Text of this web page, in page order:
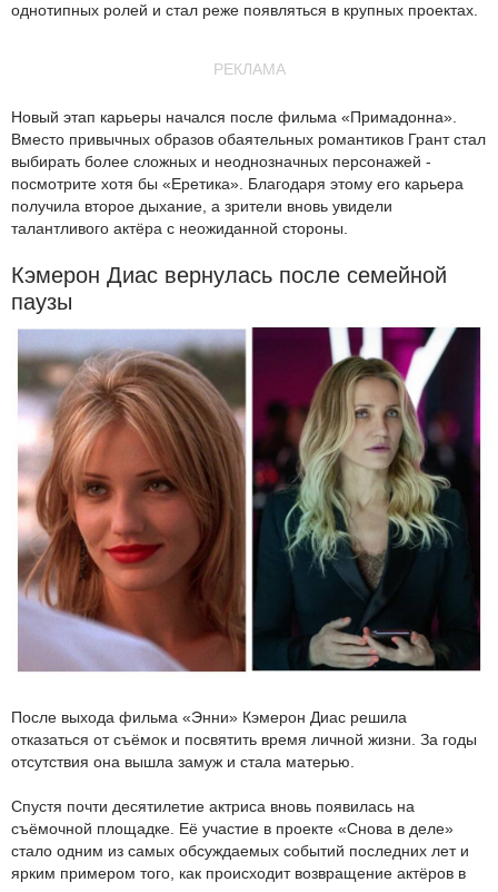
однотипных ролей и стал реже появляться в крупных проектах.
РЕКЛАМА
Новый этап карьеры начался после фильма «Примадонна».
Вместо привычных образов обаятельных романтиков Грант стал
выбирать более сложных и неоднозначных персонажей -
посмотрите хотя бы «Еретика». Благодаря этому его карьера
получила второе дыхание, а зрители вновь увидели
талантливого актёра с неожиданной стороны.
Кэмерон Диас вернулась после семейной
паузы
После выхода фильма «Энни» Кэмерон Диас решила
отказаться от съёмок и посвятить время личной жизни. За годы
отсутствия она вышла замуж и стала матерью.
Спустя почти десятилетие актриса вновь появилась на
съёмочной площадке. Её участие в проекте «Снова в деле»
стало одним из самых обсуждаемых событий последних лет и
ярким примером того, как происходит возвращение актёров в